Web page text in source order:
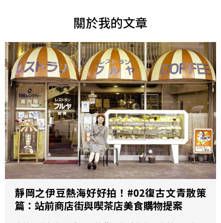
關於我的文章
靜岡之伊豆熱海好好拍！#02復古文青散策
篇：站前商店街與喫茶店美食購物提案